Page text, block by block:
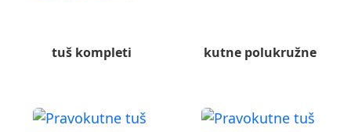
tuš kompleti kutne polukružne